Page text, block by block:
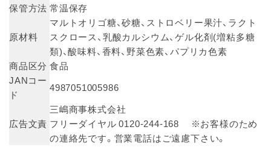
保管方法 常温保存
原材料
マルトオリゴ糖、砂糖、ストロベリー果汁、ラクト
スクロース、乳酸カルシウム、ゲル化剤(増粘多糖
類)、酸味料、香料、野菜色素、パプリカ色素
商品区分 食品
JANコー
ド
4987051005986
広告文責
三嶋商事株式会社
フリーダイヤル 0120-244-168 ※お客様のため
の連絡先です。営業電話はご遠慮下さい。